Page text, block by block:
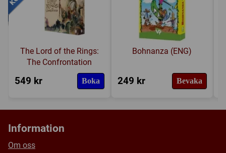
44 sword
44 travelling
The Lord of the Rings:
The Confrontation
549 kr Boka
Bohnanza (ENG)
249 kr Bevaka
Information
Om oss